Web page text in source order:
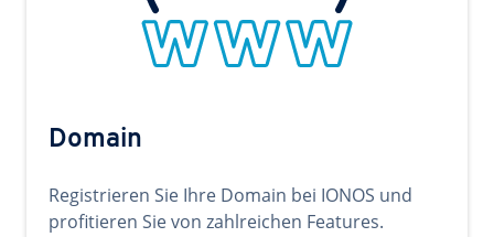
Domain
Registrieren Sie Ihre Domain bei IONOS und
profitieren Sie von zahlreichen Features.